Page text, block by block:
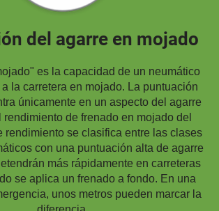
del agarre en mojado
es la capacidad de un neumático
la carretera en mojado. La puntuación
únicamente en un aspecto del agarre
rendimiento de frenado en mojado del
rendimiento se clasifica entre las clases
con una puntuación alta de agarre
más rápidamente en carreteras
se aplica un frenado a fondo. En una
unos metros pueden marcar la